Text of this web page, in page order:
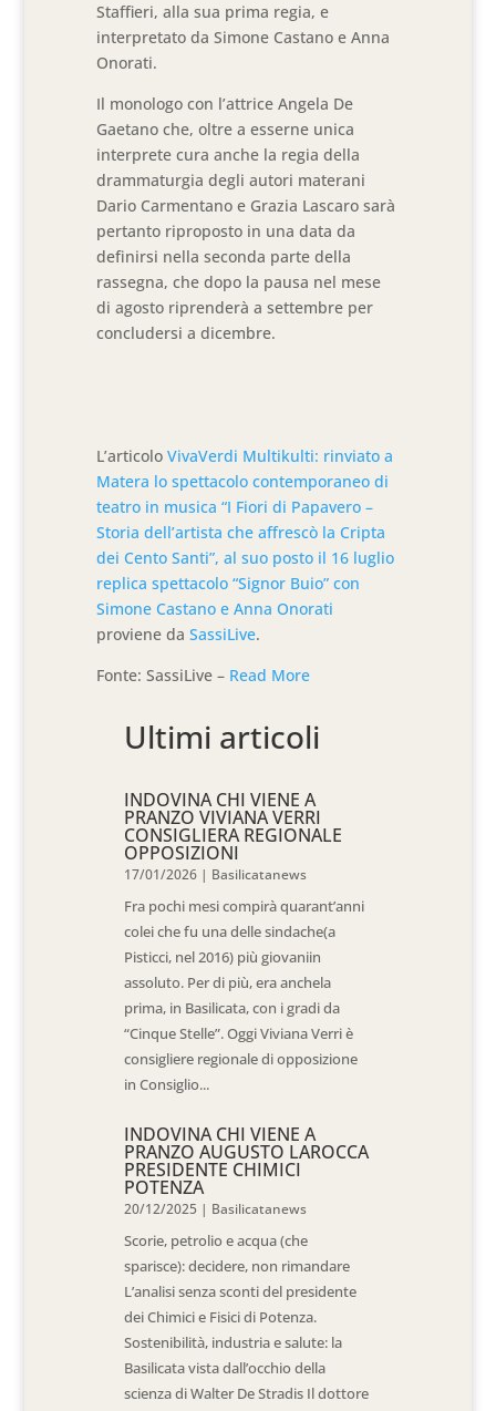
Staffieri, alla sua prima regia, e
interpretato da Simone Castano e Anna
Onorati.
Il monologo con l’attrice Angela De
Gaetano che, oltre a esserne unica
interprete cura anche la regia della
drammaturgia degli autori materani
Dario Carmentano e Grazia Lascaro sarà
pertanto riproposto in una data da
definirsi nella seconda parte della
rassegna, che dopo la pausa nel mese
di agosto riprenderà a settembre per
concludersi a dicembre.
L’articoloVivaVerdi Multikulti: rinviato a
Matera lo spettacolo contemporaneo di
teatro in musica “I Fiori di Papavero –
Storia dell’artista che affrescò la Cripta
dei Cento Santi”, al suo posto il 16 luglio
replica spettacolo “Signor Buio” con
Simone Castano e Anna Onorati
proviene daSassiLive.
Fonte: SassiLive – Read More
Ultimi articoli
INDOVINA CHI VIENE A
PRANZO VIVIANA VERRI
CONSIGLIERA REGIONALE
OPPOSIZIONI
17/01/2026 | Basilicatanews
Fra pochi mesi compirà quarant’anni
colei che fu una delle sindache(a
Pisticci, nel 2016) più giovaniin
assoluto. Per di più, era anchela
prima, in Basilicata, con i gradi da
“Cinque Stelle”. Oggi Viviana Verri è
consigliere regionale di opposizione
in Consiglio...
INDOVINA CHI VIENE A
PRANZO AUGUSTO LAROCCA
PRESIDENTE CHIMICI
POTENZA
20/12/2025 | Basilicatanews
Scorie, petrolio e acqua (che
sparisce): decidere, non rimandare
L’analisi senza sconti del presidente
dei Chimici e Fisici di Potenza.
Sostenibilità, industria e salute: la
Basilicata vista dall’occhio della
scienza di Walter De Stradis Il dottore